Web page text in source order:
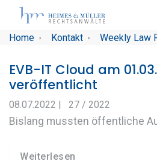
Skip to main navigation
Skip to main content
Skip to page footer
You are here:
Home Kontakt Weekly Law
EVB-IT Cloud am
veröffentlicht
08.07.2022 | 27 / 2022
Bislang mussten öffentliche
Weiterlesen